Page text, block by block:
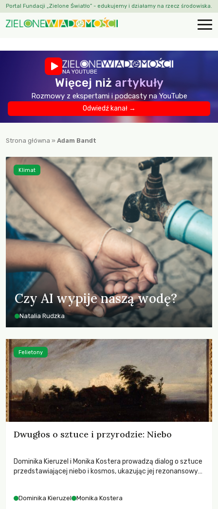
Portal Fundacji „Zielone Światło” - edukujemy i działamy na rzecz środowiska.
NA YOUTUBE
Więcej niż artykuły
Rozmowy z ekspertami i podcasty na YouTube
Odwiedź kanał →
Strona główna » Adam Bandt
Czy AI wypije naszą wodę?
Natalia Rudzka
Klimat
Dwugłos o sztuce i przyrodzie: Niebo
Dominika Kieruzel i Monika Kostera prowadzą dialog o sztuce
przedstawiającej niebo i kosmos, ukazując jej rezonansowy
Dominika Kieruzel Monika Kostera
Felietony